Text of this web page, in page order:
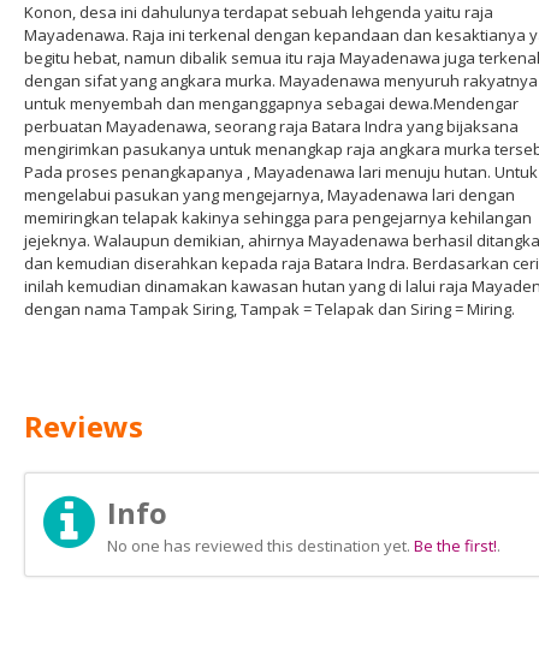
Konon, desa ini dahulunya terdapat sebuah lehgenda yaitu raja
Mayadenawa. Raja ini terkenal dengan kepandaan dan kesaktianya
begitu hebat, namun dibalik semua itu raja Mayadenawa juga terkenal
dengan sifat yang angkara murka. Mayadenawa menyuruh rakyatnya
untuk menyembah dan menganggapnya sebagai dewa.Mendengar
perbuatan Mayadenawa, seorang raja Batara Indra yang bijaksana
mengirimkan pasukanya untuk menangkap raja angkara murka
Pada proses penangkapanya , Mayadenawa lari menuju hutan. Untuk
mengelabui pasukan yang mengejarnya, Mayadenawa lari dengan
memiringkan telapak kakinya sehingga para pengejarnya kehilangan
jejeknya. Walaupun demikian, ahirnya Mayadenawa berhasil
dan kemudian diserahkan kepada raja Batara Indra. Berdasarkan
inilah kemudian dinamakan kawasan hutan yang di lalui raja
dengan nama Tampak Siring, Tampak = Telapak dan Siring = Miring.
Reviews
Info
No one has reviewed this destination yet. Be the first!.